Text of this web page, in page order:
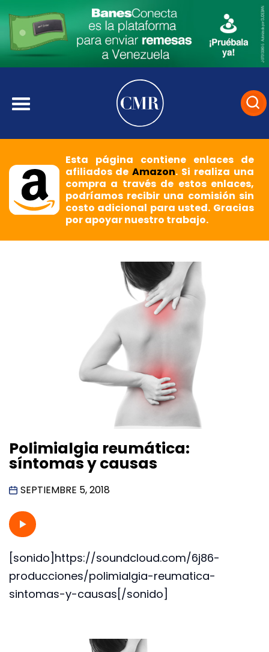
Esta página contiene enlaces de
afiliados deAmazon. Si realiza una
compra a través de estos enlaces,
podríamos recibir una comisión sin
costo adicional para usted. Gracias
por apoyar nuestro trabajo.
Polimialgia reumática:
síntomas y causas
SEPTIEMBRE 5, 2018
[sonido]https://soundcloud.com/6j86-
producciones/polimialgia-reumatica-
sintomas-y-causas[/sonido]